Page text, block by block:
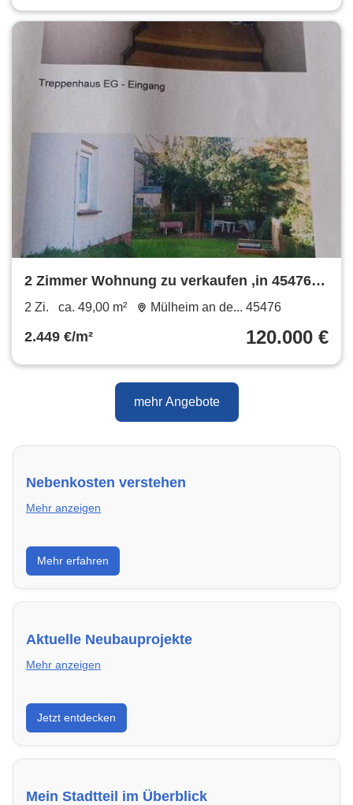
2 Zimmer Wohnung zu verkaufen ,in 45476
Mülheim an der Ruhr .
2 Zi. ca. 49,00 m² Mülheim an de... 45476
2.449 €/m² 120.000 €
mehr Angebote
Nebenkosten verstehen
Mehr anzeigen
Erfahre, welche Nebenkosten rechtmäßig sind und
wie du deine monatliche Belastung optimieren
kannst.
Mehr erfahren
Aktuelle Neubauprojekte
Mehr anzeigen
Entdecke Neubauprojekte in Mülheim an der Ruhr –
modern, energieeffizient und sofort bezugsfertig.
Jetzt entdecken
Mein Stadtteil im Überblick